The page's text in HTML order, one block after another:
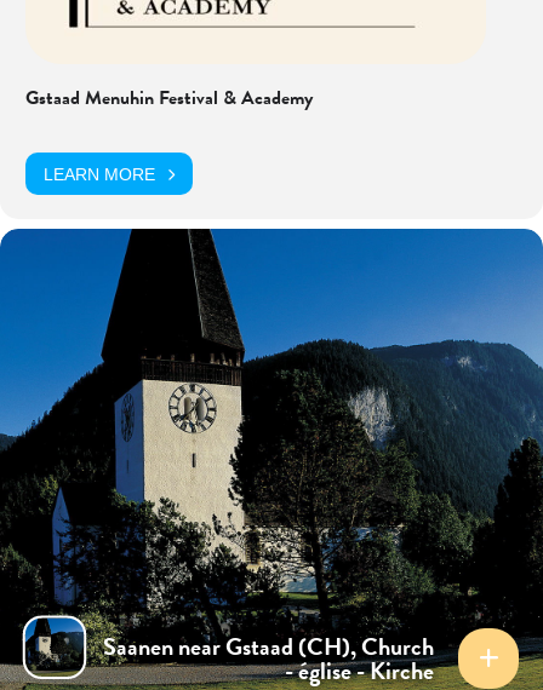
Gstaad Menuhin Festival & Academy
LEARN MORE
Saanen near Gstaad (CH), Church
- église - Kirche